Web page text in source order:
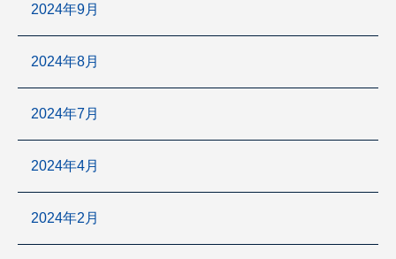
2024年9月
2024年8月
2024年7月
2024年4月
2024年2月